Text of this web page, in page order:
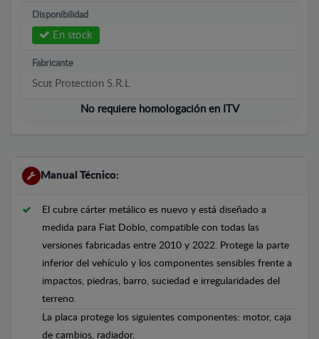
Disponibilidad
En stock
Fabricante
Scut Protection S.R.L
No requiere homologación en ITV
Manual Técnico:
El cubre cárter metálico es nuevo y está diseñado a
medida para Fiat Doblo, compatible con todas las
versiones fabricadas entre 2010 y 2022. Protege la parte
inferior del vehículo y los componentes sensibles frente a
impactos, piedras, barro, suciedad e irregularidades del
terreno.
La placa protege los siguientes componentes: motor, caja
de cambios, radiador.